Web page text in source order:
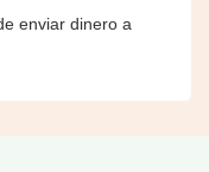
enviar dinero a